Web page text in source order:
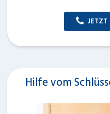
JETZT
Hilfe vom